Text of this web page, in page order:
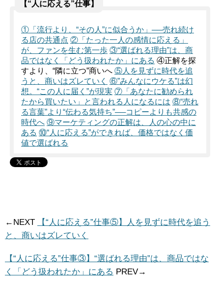
【“人に応える”仕事】
①「流行より、“その人”に似合うか」──売れ続け
る店の共通点 ②「たった一人の感情に応える」
が、ファンを生む第一歩 ③“選ばれる理由”は、商
品ではなく「どう扱われたか」にある ④正解を探
すより、“隣に立つ”商いへ ⑤人を見ずに時代を追
うと、商いはズレていく ⑥”みんなにウケる”は幻
想。“この人に届く”が現実 ⑦「あなたに勧められ
たから買いたい」と言われる人になるには ⑧“売れ
る言葉”より“伝わる気持ち”──コピーよりも共感の
時代へ ⑨マーケティングの正解は、人の心の中に
ある ⑩“人に応える”ができれば、価格ではなく価
値で選ばれる
←NEXT
【“人に応える”仕事⑤】人を見ずに時代を追う
と、商いはズレていく
【“人に応える”仕事③】“選ばれる理由”は、商品ではな
く「どう扱われたか」にある PREV→